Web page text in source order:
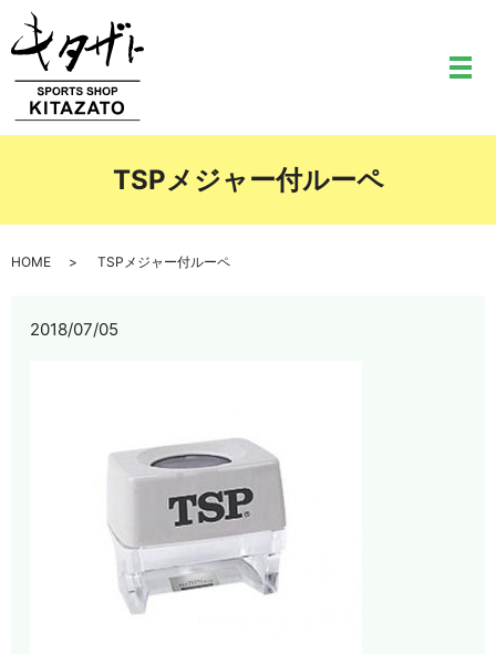
メ
TSPメジャー付ルーペ
HOME TSPメジャー付ルーペ
2018/07/05